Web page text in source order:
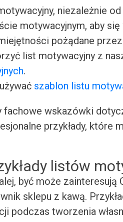
niezależnie
motywacyjnym, aby się
pożądane
list motywacyjny z
.
szablon listu
fachowe wskazówki
przykłady, które
listów
być może zainteresują
sklepu z kawą.
podczas tworzenia